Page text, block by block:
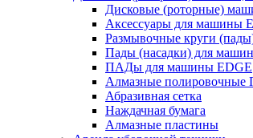
Дисковые (роторные)
Аксессуары для машины
Размывочные круги
Пады (насадки) для
ПАДы для машины EDGE
Алмазные
Абразивная сетка
Наждачная бумага
Алмазные пластины